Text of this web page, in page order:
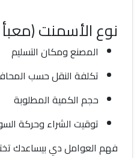
نوع الأسمنت
المصنع ومكان التسليم
تكلفة النقل حسب
حجم الكمية المطلوبة
توقيت الشراء وحركة
فهم العوامل دي بيساعدك